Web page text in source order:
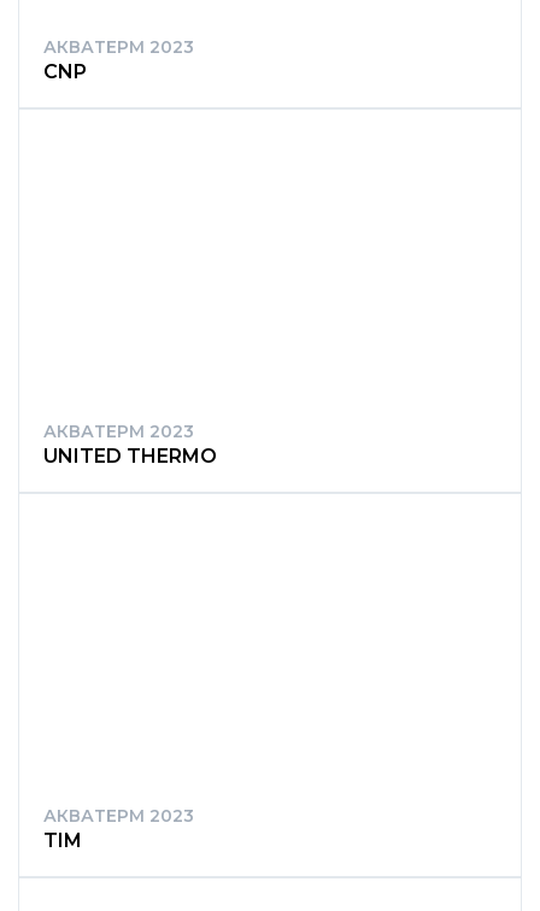
АКВАТЕРМ 2023
CNP
АКВАТЕРМ 2023
UNITED THERMO
АКВАТЕРМ 2023
TIM